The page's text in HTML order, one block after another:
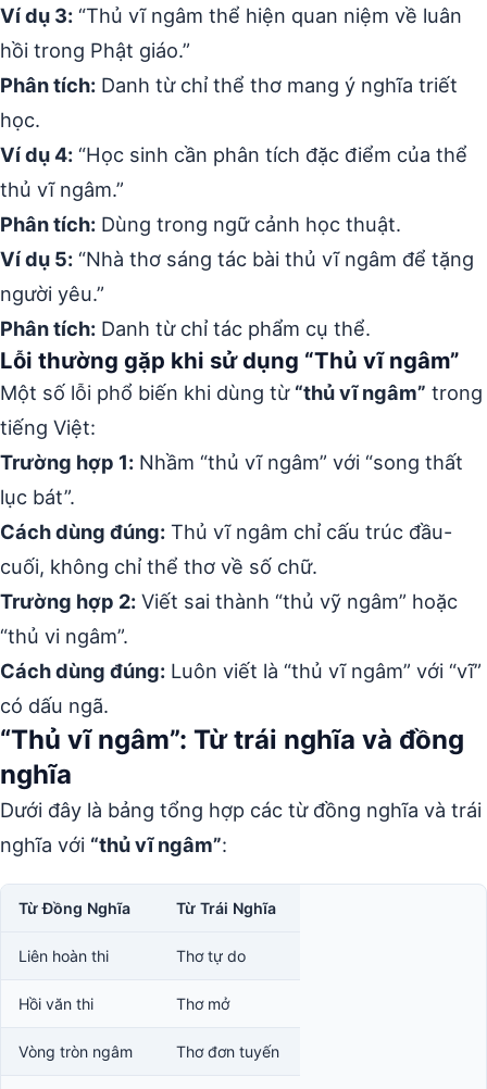
Ví dụ 3: “Thủ vĩ ngâm thể hiện quan niệm về luân
hồi trong Phật giáo.”
Phân tích: Danh từ chỉ thể thơ mang ý nghĩa triết
học.
Ví dụ 4: “Học sinh cần phân tích đặc điểm của thể
thủ vĩ ngâm.”
Phân tích: Dùng trong ngữ cảnh học thuật.
Ví dụ 5: “Nhà thơ sáng tác bài thủ vĩ ngâm để tặng
người yêu.”
Phân tích: Danh từ chỉ tác phẩm cụ thể.
Lỗi thường gặp khi sử dụng “Thủ vĩ ngâm”
Một số lỗi phổ biến khi dùng từ “thủ vĩ ngâm” trong
tiếng Việt:
Trường hợp 1: Nhầm “thủ vĩ ngâm” với “song thất
lục bát”.
Cách dùng đúng: Thủ vĩ ngâm chỉ cấu trúc đầu-
cuối, không chỉ thể thơ về số chữ.
Trường hợp 2: Viết sai thành “thủ vỹ ngâm” hoặc
“thủ vi ngâm”.
Cách dùng đúng: Luôn viết là “thủ vĩ ngâm” với “vĩ”
có dấu ngã.
“Thủ vĩ ngâm”: Từ trái nghĩa và đồng
nghĩa
Dưới đây là bảng tổng hợp các từ đồng nghĩa và trái
nghĩa với “thủ vĩ ngâm”:
Từ Đồng Nghĩa Từ Trái Nghĩa
Liên hoàn thi Thơ tự do
Hồi văn thi Thơ mở
Vòng tròn ngâm Thơ đơn tuyến